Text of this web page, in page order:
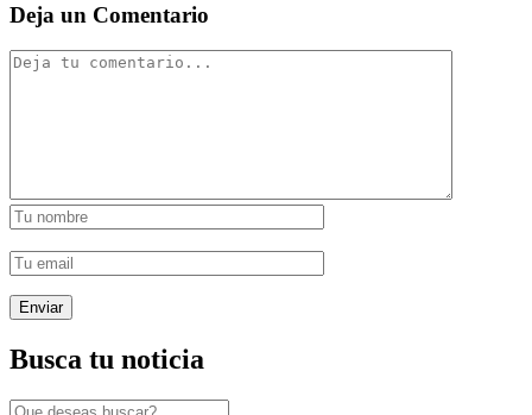
Deja un Comentario
Busca tu noticia